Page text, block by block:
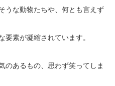
うな動物たちや、何とも言えず
要素が凝縮されています。
のあるもの、思わず笑ってしま